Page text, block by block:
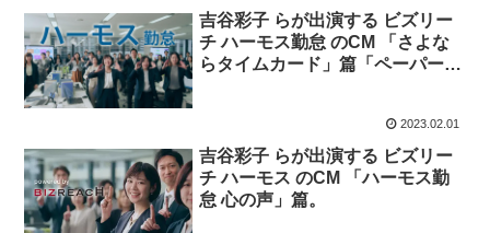
吉谷彩子 らが出演する ビズリー
チ ハーモス勤怠 のCM 「さよな
らタイムカード」篇「ペーパーレ
で比べてみてください」篇。2023.02.01
吉谷彩子 らが出演する ビズリー
チ ハーモス のCM 「ハーモス勤
怠 心の声」篇。